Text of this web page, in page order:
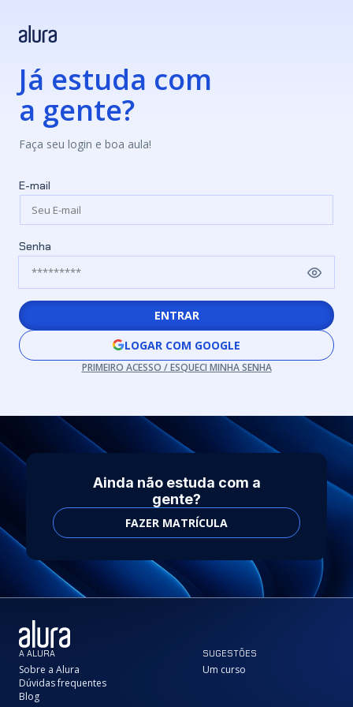
Já estuda com
a gente?
Faça seu login e boa aula!
E-mail
Senha
ENTRAR
LOGAR COM GOOGLE
PRIMEIRO ACESSO / ESQUECI MINHA SENHA
Ainda não estuda com a
gente?
FAZER MATRÍCULA
A ALURA
Sobre a Alura
Dúvidas frequentes
Blog
SUGESTÕES
Um curso